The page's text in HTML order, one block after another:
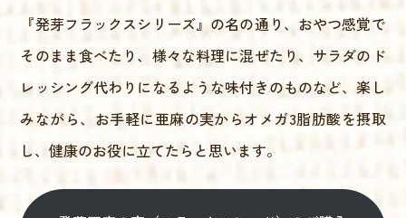
『発芽フラックスシリーズ』の名の通り、おやつ感覚で
そのまま食べたり、様々な料理に混ぜたり、サラダのド
レッシング代わりになるような味付きのものなど、楽し
みながら、お手軽に亜麻の実からオメガ3脂肪酸を摂取
し、健康のお役に立てたらと思います。